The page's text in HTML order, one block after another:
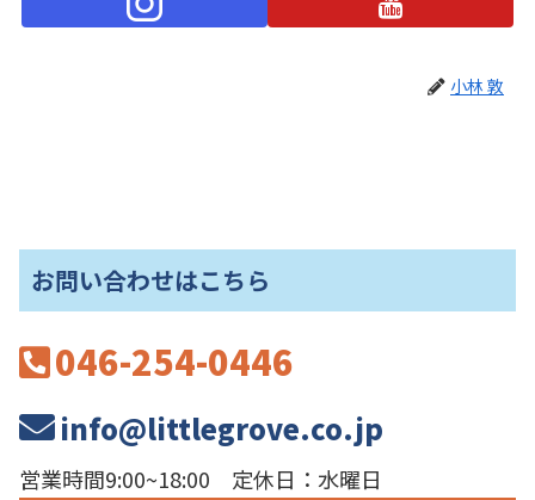
小林 敦
お問い合わせはこちら
046-254-0446
info@littlegrove.co.jp
営業時間9:00~18:00 定休日：水曜日